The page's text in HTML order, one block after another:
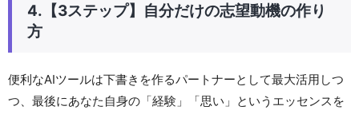
4.【3ステップ】自分だけの志望動機の作り
方
便利なAIツールは下書きを作るパートナーとして最大活用しつ
つ、最後にあなた自身の「経験」「思い」というエッセンスを